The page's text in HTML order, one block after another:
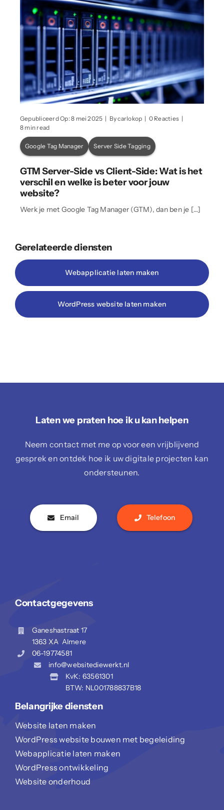
Gepubliceerd Op: 8 mei 2025 | Bycarlokop | 0 Reacties on
Wat
welke
is
|
8 min read
Google Tag Manager Server Side Tagging
GTM Server-Side vs Client-Side: Wat is het
verschil en welke is beter voor jouw
website?
Werk je met Google Tag Manager (GTM), dan ben je […]
Gerelateerde diensten
Webapplicatie laten maken
WordPress website laten maken
Laten we praten hoe ik u kan helpen
Neem contact met me op voor een vrijblijvend
gesprek en ontdek hoe ik uw digitale projecten kan
ondersteunen.
Email Telefoon
Contactgegevens
Ganeshastraat 17
1363 XA Almere
06-19774581
info@websitediewerkt.nl
KvK: 63561301
BTW: NL001788837B18
Belangrijke diensten
Website laten maken
WordPress website bouwen met begeleiding
Webapplicatie laten maken
WordPress ontwikkeling
Website onderhoud